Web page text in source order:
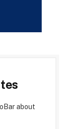
about